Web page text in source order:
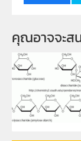
คุณอาจจะส